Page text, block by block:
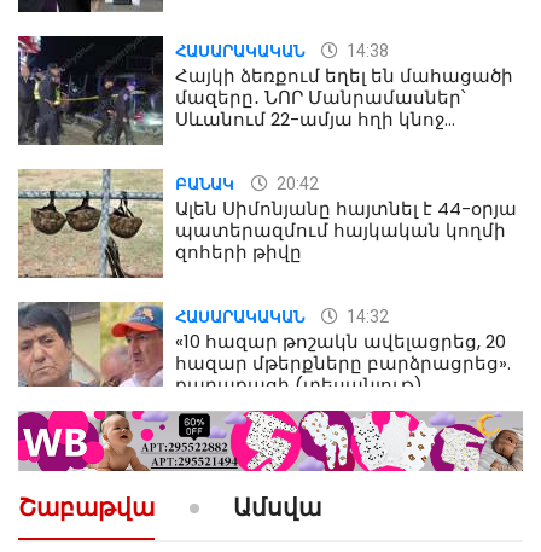
ՀԱՍԱՐԱԿԱԿԱՆ 14:38
Հայկի ձեռքում եղել են մահացածի
մազերը․ ՆՈՐ Մանրամասներ՝
Սևանում 22-ամյա հղի կնոջ
ԲԱՆԱԿ 20:42
Ալեն Սիմոնյանը հայտնել է 44-օրյա
պատերազմում հայկական կողմի
զոհերի թիվը
ՀԱՍԱՐԱԿԱԿԱՆ 14:32
«10 հազար թոշակն ավելացրեց, 20
հազար մթերքները բարձրացրեց».
քաղաքացի (տեսանյութ)
ՔԱՂԱՔԱԿԱՆ 10:52
«Լեզվիդ տալու փոխարեն
արտաբերիր այս երկու
նախադասությունը»․ Իշխան
Շաբաթվա Ամսվա